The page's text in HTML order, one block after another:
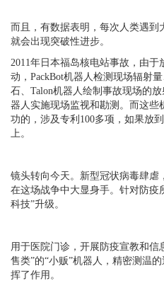
而且，有数据表明，每次人类遇
就会出现突破性进步。
2011年日本福岛核电站事故，由
动，PackBot机器人检测现场辐射
石、Talon机器人绘制事故现场的
器人实施现场监视和勘测。而这些
功的，涉及专利100多项，如果放
上。
镜头转向今天。新型冠状病毒肆虐
在这场战争中大显身手。针对防疫
科技”升级。
用于医院门诊，开展防疫宣教和信
售类”的“小贩”机器人，精密测温
挥了作用。